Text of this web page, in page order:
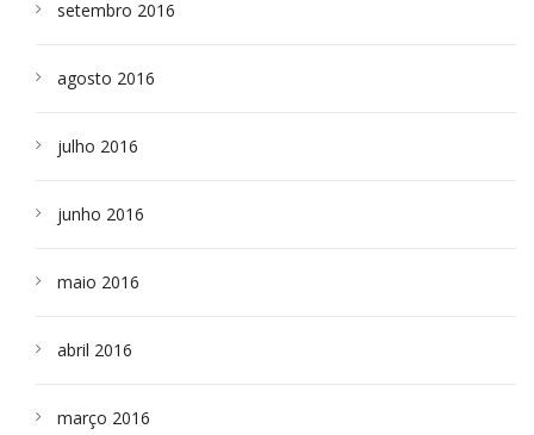
setembro 2016
agosto 2016
julho 2016
junho 2016
maio 2016
abril 2016
março 2016